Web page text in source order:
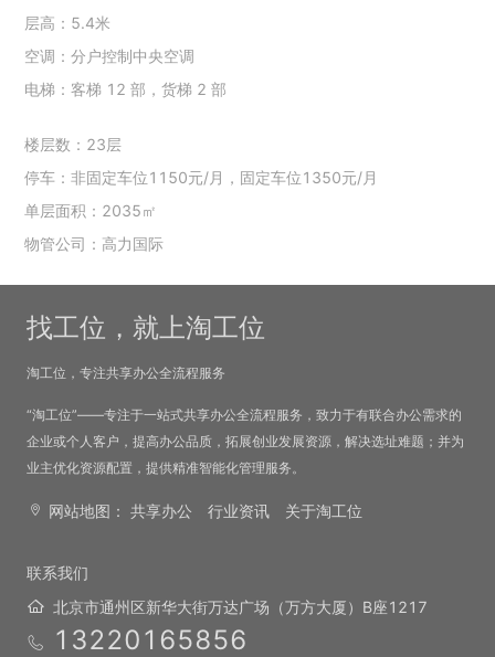
层高：5.4米
空调：分户控制中央空调
电梯：客梯 12 部，货梯 2 部
楼层数：23层
停车：非固定车位1150元/月，固定车位1350元/月
单层面积：2035㎡
物管公司：高力国际
找工位，就上淘工位
淘工位，专注共享办公全流程服务
“淘工位”——专注于一站式共享办公全流程服务，致力于有联合办公需求的
企业或个人客户，提高办公品质，拓展创业发展资源，解决选址难题；并为
业主优化资源配置，提供精准智能化管理服务。
网站地图： 共享办公 行业资讯 关于淘工位
联系我们
北京市通州区新华大街万达广场（万方大厦）B座1217
13220165856